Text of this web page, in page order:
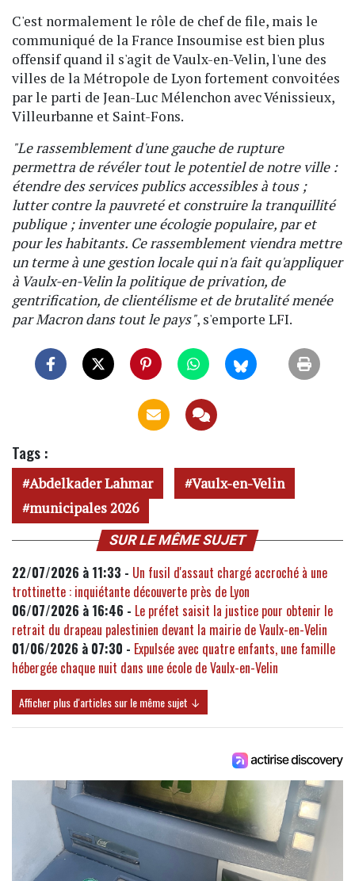
C'est normalement le rôle de chef de file, mais le
communiqué de la France Insoumise est bien plus
offensif quand il s'agit de Vaulx-en-Velin, l'une des
villes de la Métropole de Lyon fortement convoitées
par le parti de Jean-Luc Mélenchon avec Vénissieux,
Villeurbanne et Saint-Fons.
"Le rassemblement d'une gauche de rupture
permettra de révéler tout le potentiel de notre ville :
étendre des services publics accessibles à tous ;
lutter contre la pauvreté et construire la tranquillité
publique ; inventer une écologie populaire, par et
pour les habitants. Ce rassemblement viendra mettre
un terme à une gestion locale qui n'a fait qu'appliquer
à Vaulx-en-Velin la politique de privation, de
gentrification, de clientélisme et de brutalité menée
par Macron dans tout le pays", s'emporte LFI.
Tags :
Abdelkader Lahmar
Vaulx-en-Velin
municipales 2026
SUR LE MÊME SUJET
22/07/2026 à 11:33 - Un fusil d'assaut chargé accroché à une
trottinette : inquiétante découverte près de Lyon
06/07/2026 à 16:46 - Le préfet saisit la justice pour obtenir le
retrait du drapeau palestinien devant la mairie de Vaulx-en-Velin
01/06/2026 à 07:30 - Expulsée avec quatre enfants, une famille
hébergée chaque nuit dans une école de Vaulx-en-Velin
Afficher plus d'articles sur le même sujet ↓